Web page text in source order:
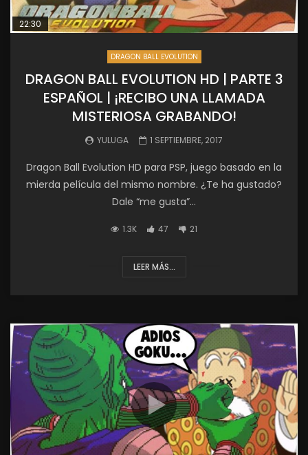
22:30
DRAGON BALL EVOLUTION
DRAGON BALL EVOLUTION HD | PARTE 3
ESPAÑOL | ¡RECIBO UNA LLAMADA
MISTERIOSA GRABANDO!
YULUGA 1 SEPTIEMBRE, 2017
Dragon Ball Evolution HD para PSP, juego basado en la
mierda película del mismo nombre. ¿Te ha gustado?
Dale “me gusta”...
1.3K 47 21
LEER MÁS...